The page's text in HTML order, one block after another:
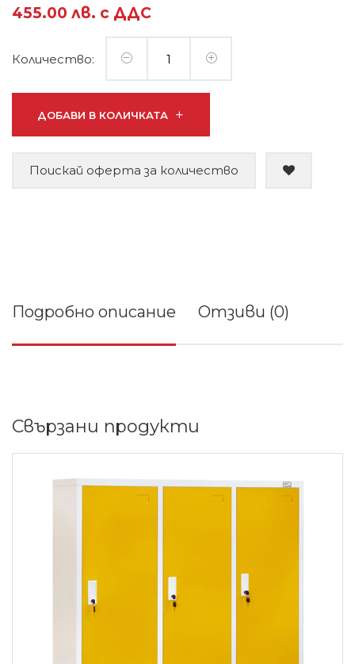
455.00 лв. с ДДС
Количество:
ДОБАВИ В КОЛИЧКАТА
Поискай оферта за количество
Подробно описание Отзиви (0)
Свързани продукти